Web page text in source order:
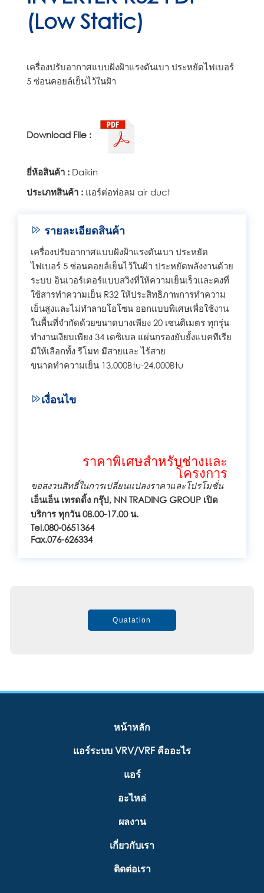
(Low Static)
เครื่องปรับอากาศแบบฝังฝ้าแรงดันเบา ประหยัดไฟเบอร์
5 ซ่อนคอยล์เย็นไว้ในฝ้า
Download File :
ยี่ห้อสินค้า : Daikin
ประเภทสินค้า : แอร์ต่อท่อลม air duct
รายละเอียดสินค้า
เครื่องปรับอากาศแบบฝังฝ้าแรงดันเบา ประหยัด
ไฟเบอร์ 5 ซ่อนคอยล์เย็นไว้ในฝ้า ประหยัดพลังงานด้วย
ระบบ อินเวอร์เตอร์แบบสวิงที่ให้ความเย็นเร็วและคงที่
ใช้สารทำความเย็น R32 ให้ประสิทธิภาพการทำความ
เย็นสูงและไม่ทำลายโอโซน ออกแบบพิเศษเพื่อใช้งาน
ในพื้นที่จำกัดด้วยขนาดบางเพียง 20 เซนติเมตร ทุกรุ่น
ทำงานเงียบเพียง 34 เดซิเบล แผ่นกรองยับยั้งแบคทีเรีย
มีให้เลือกทั้ง รีโมท มีสายและ ไร้สาย
ขนาดทำความเย็น 13,000Btu-24,000Btu
เงื่อนไข
ราคาพิเศษสำหรับช่างและ
โครงการ
ขอสงวนสิทธิ์ในการเปลี่ยนแปลงราคาและโปรโมชั่น
เอ็นเอ็น เทรดดิ้ง กรุ๊ป, NN TRADING GROUP เปิด
บริการ ทุกวัน 08.00-17.00 น.
Tel.080-0651364
Fax.076-626334
Quatation
หน้าหลัก
แอร์ระบบ VRV/VRF คืออะไร
แอร์
อะไหล่
ผลงาน
เกี่ยวกับเรา
ติดต่อเรา